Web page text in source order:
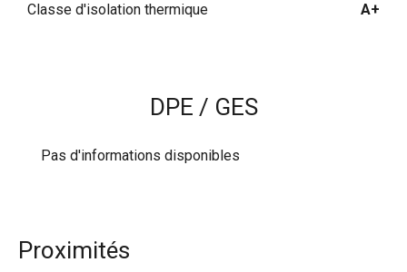
Classe d'isolation thermique A+
DPE / GES
Pas d'informations disponibles
Proximités